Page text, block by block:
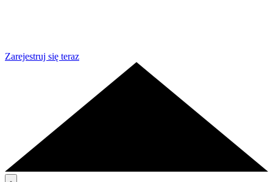
Zarejestruj się teraz